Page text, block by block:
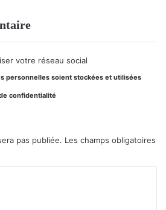
votre réseau social
personnelles soient stockées et utilisées
confidentialité
pas publiée. Les champs obligatoires